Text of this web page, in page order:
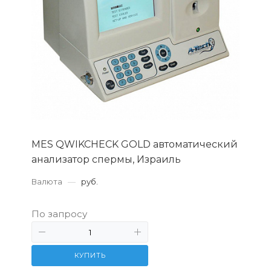
MES QWIKCHECK GOLD автоматический
анализатор спермы, Израиль
Валюта — руб.
По запросу
КУПИТЬ